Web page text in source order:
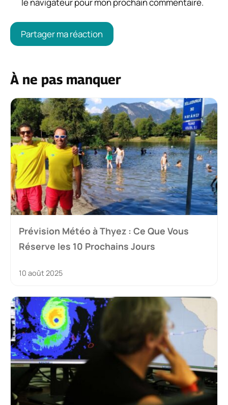
À ne pas manquer
Prévision Météo à Thyez : Ce Que Vous
Réserve les 10 Prochains Jours
10 août 2025